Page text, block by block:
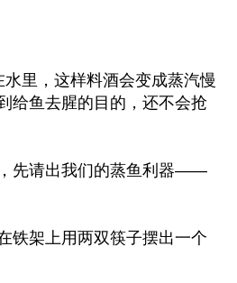
里，这样料酒会变成蒸汽慢
给鱼去腥的目的，还不会抢
先请出我们的蒸鱼利器——
铁架上用两双筷子摆出一个